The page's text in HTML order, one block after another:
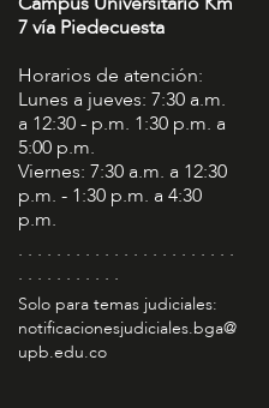
7 vía Piedecuesta
Horarios de atención:
Lunes a jueves: 7:30 a.m.
a 12:30 - p.m. 1:30 p.m. a
5:00 p.m.
Viernes: 7:30 a.m. a 12:30
p.m. - 1:30 p.m. a 4:30
p.m.
. . . . . . . . . . . . . . . . . . . . . . .
. . . . . . . . . . .
Solo para temas judiciales:
notificacionesjudiciales.bga@
upb.edu.co